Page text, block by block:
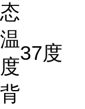
态
温
度
37度
背